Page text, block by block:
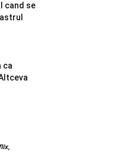
cand se
ca